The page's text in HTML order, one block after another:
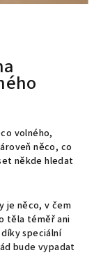
volného,
něco, co
někde hledat
je něco, v čem
těla téměř ani
speciální
bude vypadat